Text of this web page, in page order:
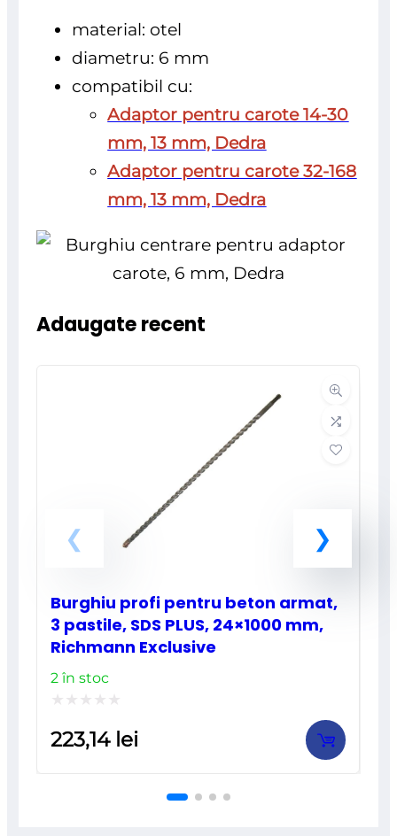
material: otel
diametru: 6 mm
compatibil cu:
Adaptor pentru carote 14-30
mm, 13 mm, Dedra
Adaptor pentru carote 32-168
mm, 13 mm, Dedra
Adaugate recent
Burghiu profi pentru beton armat,
3 pastile, SDS PLUS, 24×1000 mm,
Richmann Exclusive
2 în stoc
la
223,14 lei